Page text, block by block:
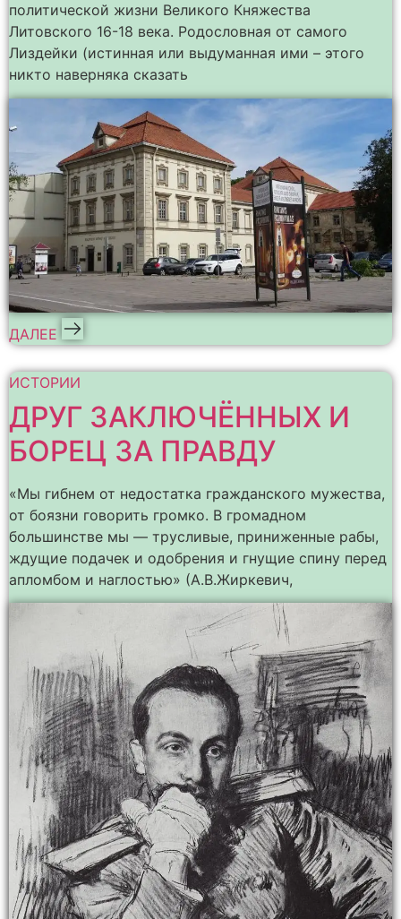
политической жизни Великого Княжества
Литовского 16-18 века. Родословная от самого
Лиздейки (истинная или выдуманная ими – этого
никто наверняка сказать
ДАЛЕЕ
ИСТОРИИ
ДРУГ ЗАКЛЮЧЁННЫХ И
БОРЕЦ ЗА ПРАВДУ
«Мы гибнем от недостатка гражданского мужества,
от боязни говорить громко. В громадном
большинстве мы — трусливые, приниженные рабы,
ждущие подачек и одобрения и гнущие спину перед
апломбом и наглостью» (А.В.Жиркевич,